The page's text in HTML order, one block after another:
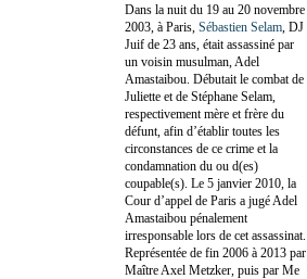
Dans la nuit du 19 au 20 novembre
2003, à Paris, Sébastien Selam , DJ
Juif de 23 ans, était assassiné par
un voisin musulman, Adel
Amastaibou. Débutait le combat de
Juliette et de Stéphane Selam,
respectivement mère et frère du
défunt, afin d’établir toutes les
circonstances de ce crime et la
condamnation du ou d(es)
coupable(s). Le 5 janvier 2010, la
Cour d’appel de Paris a jugé Adel
Amastaibou pénalement
irresponsable lors de cet assassinat.
Représentée de fin 2006 à 2013 par
Maître Axel Metzker, puis par Me